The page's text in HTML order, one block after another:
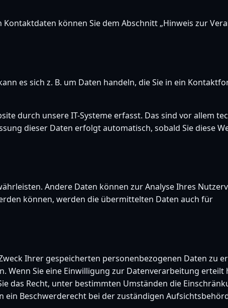
können Sie dem Abschnitt „Hinweis zur
es sich z. B. um Daten handeln, die Sie in ein
durch unsere IT-Systeme erfasst. Das sind vor allem
dieser Daten erfolgt automatisch, sobald Sie diese
Andere Daten können zur Analyse Ihres
können, werden die übermittelten Daten auch für
Ihrer gespeicherten personenbezogenen Daten zu
Wenn Sie eine Einwilligung zur Datenverarbeitung erteilt
das Recht, unter bestimmten Umständen die
Beschwerderecht bei der zuständigen